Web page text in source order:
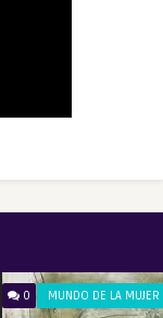
0 MUNDO DE LA MUJER